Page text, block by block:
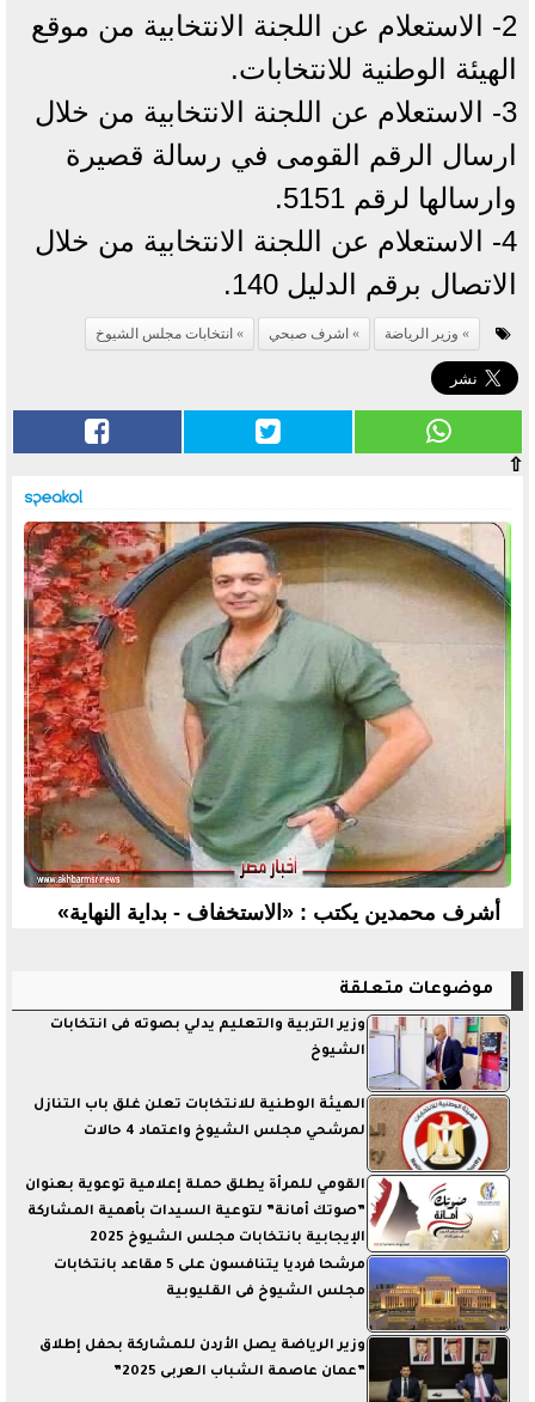
2- الاستعلام عن اللجنة الانتخابية من موقع
الهيئة الوطنية للانتخابات.
3- الاستعلام عن اللجنة الانتخابية من خلال
ارسال الرقم القومى في رسالة قصيرة
وارسالها لرقم 5151.
4- الاستعلام عن اللجنة الانتخابية من خلال
الاتصال برقم الدليل 140.
وزير الرياضة اشرف صبحي انتخابات مجلس الشيوخ
⇧
أشرف محمدين يكتب : «الاستخفاف - بداية النهاية»
موضوعات متعلقة
وزير التربية والتعليم يدلي بصوته فى انتخابات
الشيوخ
الهيئة الوطنية للانتخابات تعلن غلق باب التنازل
لمرشحي مجلس الشيوخ واعتماد 4 حالات
القومي للمرأة يطلق حملة إعلامية توعوية بعنوان
”صوتك أمانة” لتوعية السيدات بأهمية المشاركة
الإيجابية بانتخابات مجلس الشيوخ 2025
مرشحا فرديا يتنافسون على 5 مقاعد بانتخابات
مجلس الشيوخ فى القليوبية
وزير الرياضة يصل الأردن للمشاركة بحفل إطلاق
”عمان عاصمة الشباب العربى 2025”